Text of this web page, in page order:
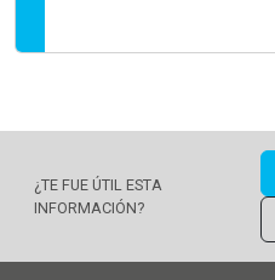
¿TE FUE ÚTIL ESTA
INFORMACIÓN?